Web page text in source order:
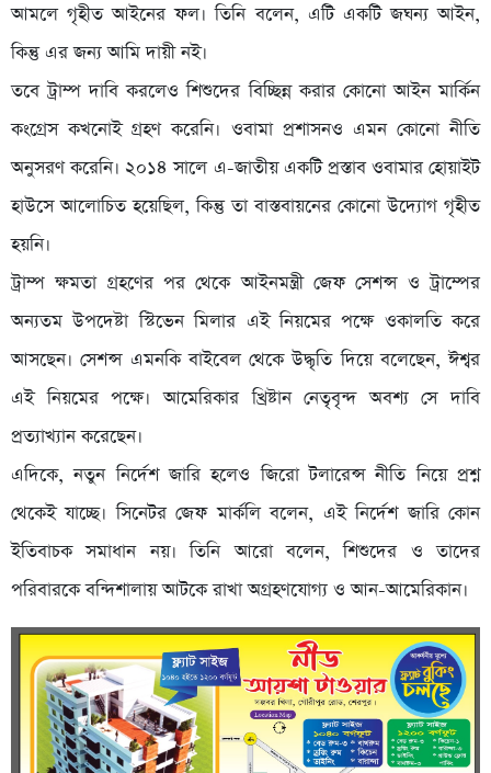
আমলে গৃহীত আইনের ফল। তিনি বলেন, এটি একটি জঘন্য আইন,
কিন্তু এর জন্য আমি দায়ী নই।
তবে ট্রাম্প দাবি করলেও শিশুদের বিচ্ছিন্ন করার কোনো আইন মার্কিন
কংগ্রেস কখনোই গ্রহণ করেনি। ওবামা প্রশাসনও এমন কোনো নীতি
অনুসরণ করেনি। ২০১৪ সালে এ-জাতীয় একটি প্রস্তাব ওবামার হোয়াইট
হাউসে আলোচিত হয়েছিল, কিন্তু তা বাস্তবায়নের কোনো উদ্যোগ গৃহীত
হয়নি।
ট্রাম্প ক্ষমতা গ্রহণের পর থেকে আইনমন্ত্রী জেফ সেশন্স ও ট্রাম্পের
অন্যতম উপদেষ্টা স্টিভেন মিলার এই নিয়মের পক্ষে ওকালতি করে
আসছেন। সেশন্স এমনকি বাইবেল থেকে উদ্ধৃতি দিয়ে বলেছেন, ঈশ্বর
এই নিয়মের পক্ষে। আমেরিকার খ্রিষ্টান নেতৃবৃন্দ অবশ্য সে দাবি
প্রত্যাখ্যান করেছেন।
এদিকে, নতুন নির্দেশ জারি হলেও জিরো টলারেন্স নীতি নিয়ে প্রশ্ন
থেকেই যাচ্ছে। সিনেটর জেফ মার্কলি বলেন, এই নির্দেশ জারি কোন
ইতিবাচক সমাধান নয়। তিনি আরো বলেন, শিশুদের ও তাদের
পরিবারকে বন্দিশালায় আটকে রাখা অগ্রহণযোগ্য ও আন-আমেরিকান।